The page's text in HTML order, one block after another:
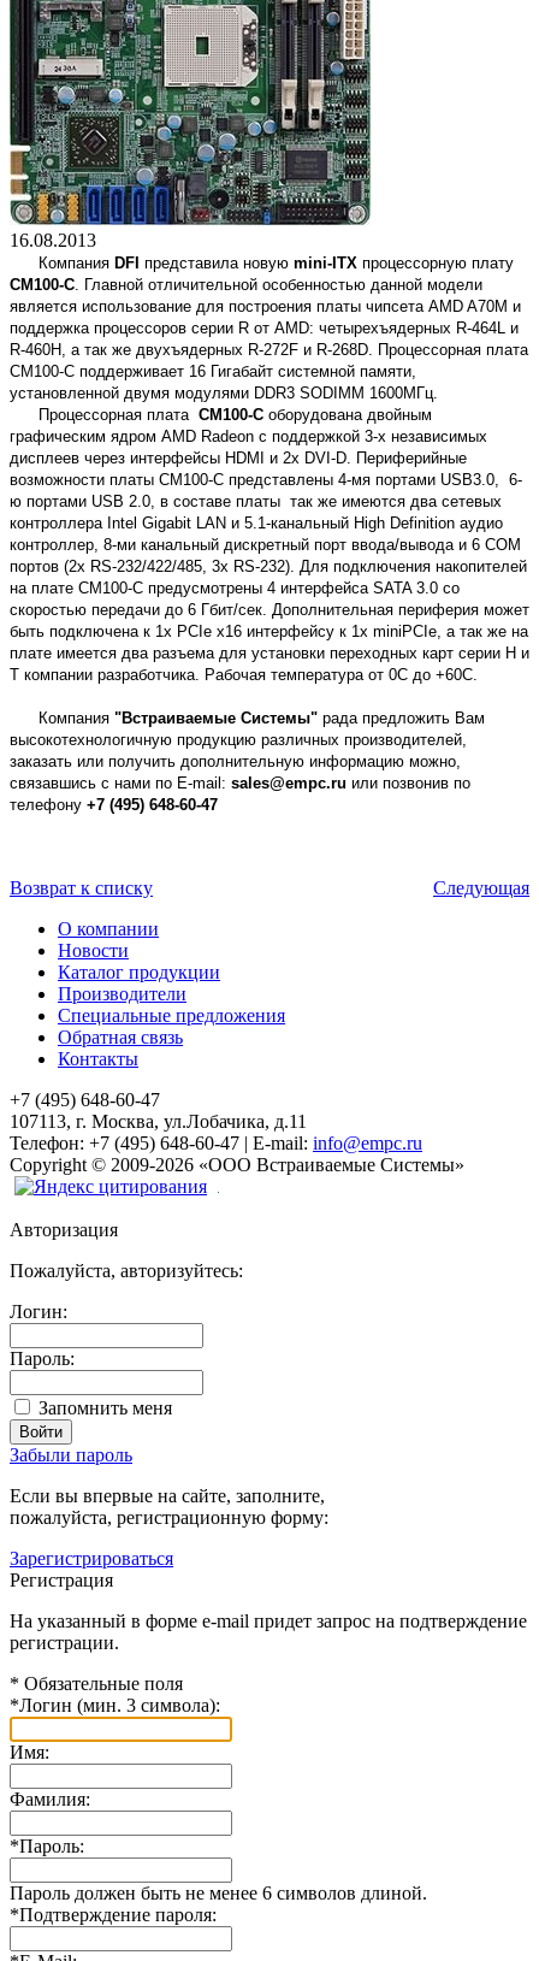
16.08.2013
Компания DFI представила новую mini-ITX процессорную плату
CM100-C . Главной отличительной особенностью данной модели
является использование для построения платы чипсета AMD A70M и
поддержка процессоров серии R от AMD: четырехъядерных R-464L и
R-460H, а так же двухъядерных R-272F и R-268D. Процессорная плата
CM100-C поддерживает 16 Гигабайт системной памяти,
установленной двумя модулями DDR3 SODIMM 1600МГц.
Процессорная плата CM100-C оборудована двойным
графическим ядром AMD Radeon с поддержкой 3-х независимых
дисплеев через интерфейсы HDMI и 2х DVI-D. Периферийные
возможности платы CM100-C представлены 4-мя портами USB3.0, 6-
ю портами USB 2.0, в составе платы так же имеются два сетевых
контроллера Intel Gigabit LAN и 5.1-канальный High Definition аудио
контроллер, 8-ми канальный дискретный порт ввода/вывода и 6 СОМ
портов (2х RS-232/422/485, 3x RS-232). Для подключения накопителей
на плате CM100-C предусмотрены 4 интерфейса SATA 3.0 со
скоростью передачи до 6 Гбит/сек. Дополнительная периферия может
быть подключена к 1х PCIe x16 интерфейсу к 1х miniPCIe, а так же на
плате имеется два разъема для установки переходных карт серии H и
T компании разработчика. Рабочая температура от 0С до +60С.
Компания "Встраиваемые Системы" рада предложить Вам
высокотехнологичную продукцию различных производителей,
заказать или получить дополнительную информацию можно,
связавшись с нами по E-mail: sales@empc.ru или позвонив по
телефону +7 (495) 648-60-47
Возврат к списку
Следующая
О компании
Новости
Каталог продукции
Производители
Специальные предложения
Обратная связь
Контакты
+7 (495) 648-60-47
107113, г. Москва, ул.Лобачика, д.11
Телефон: +7 (495) 648-60-47 | E-mail: info@empc.ru
Copyright © 2009-2026 «ООО Встраиваемые Системы»
Авторизация
Пожалуйста, авторизуйтесь:
Логин:
Пароль:
Запомнить меня
Забыли пароль
Если вы впервые на сайте, заполните,
пожалуйста, регистрационную форму:
Зарегистрироваться
Регистрация
На указанный в форме e-mail придет запрос на подтверждение
регистрации.
* Обязательные поля
*Логин (мин. 3 символа):
Имя:
Фамилия:
*Пароль:
Пароль должен быть не менее 6 символов длиной.
*Подтверждение пароля: